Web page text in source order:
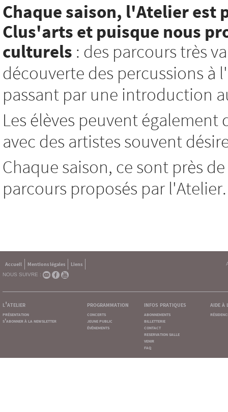
Chaque saison, l'Atelier
Clus'arts et puisque nous
culturels : des parcours très
découverte des percussions
passant par une introduction
Les élèves peuvent
avec des artistes souvent
Chaque saison, ce sont près
parcours proposés par l'Atelier.
Accueil Mentions légales
Liens
NOUS SUIVRE :
l'atelier
présentation
s'abonner à la newsletter
programmation
concerts
jeune public
événements
infos pratiques
abonnements
billetterie
contact
reservation salle
venir
faq
aide